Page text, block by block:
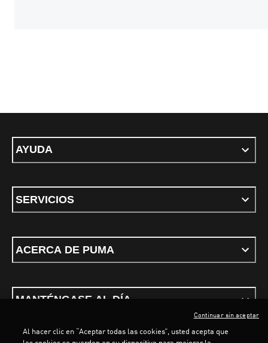
AYUDA
SERVICIOS
ACERCA DE PUMA
MANTÉNGASE AL DÍA
Al hacer clic en “Aceptar todas las cookies”, usted acepta que
Continuar sin aceptar